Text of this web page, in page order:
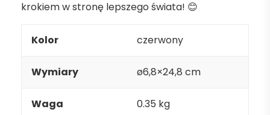
krokiem w stronę lepszego świata! 😊
Kolor czerwony
Wymiary ø6,8×24,8 cm
Waga 0.35 kg